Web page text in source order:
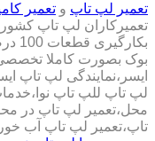
تعمیر لپ تاپ و تعمیر
تعمیرکاران لپ تاپ
بوک بصورت کاملا
ایسر،نمایندگی لپ تاپ
لپ تاپ للپ تاپ
محل،تعمیر لپ تاپ در
تاپ،تعمیر لپ تاپ آب